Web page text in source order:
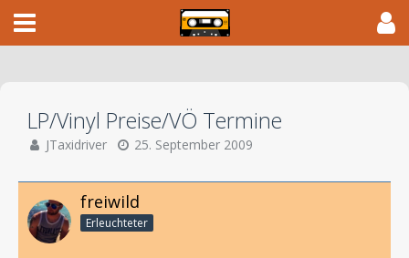
LP/Vinyl Preise/VÖ Termine
JTaxidriver 25. September 2009
freiwild
Erleuchteter